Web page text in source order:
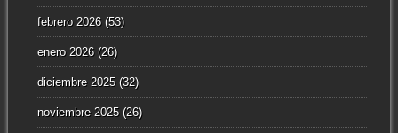
febrero 2026(53)
enero 2026(26)
diciembre 2025(32)
noviembre 2025(26)